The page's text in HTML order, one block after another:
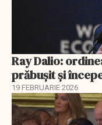
Ray Dalio:
prăbușit și
19 FEBRUARIE 2026